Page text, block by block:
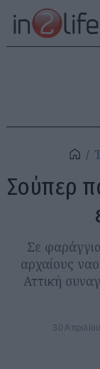
Σούπερ
Σε
αρχαίους
Αττική
30